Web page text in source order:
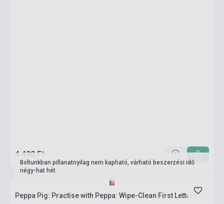
4 490 Ft
Boltunkban pillanatnyilag nem kapható, várható beszerzési idő
négy-hat hét
Peppa Pig: Practise with Peppa: Wipe-Clean First Letters